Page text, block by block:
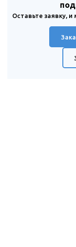
Оставьте заявку,